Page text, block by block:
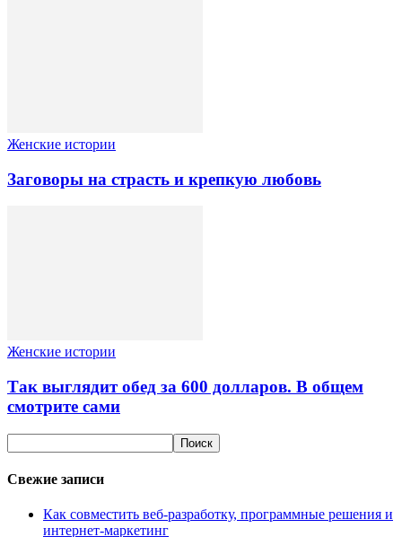
Женские истории
Заговоры на страсть и крепкую любовь
Женские истории
Так выглядит обед за 600 долларов. В общем
смотрите сами
Свежие записи
Как совместить веб-разработку, программные решения и
интернет-маркетинг